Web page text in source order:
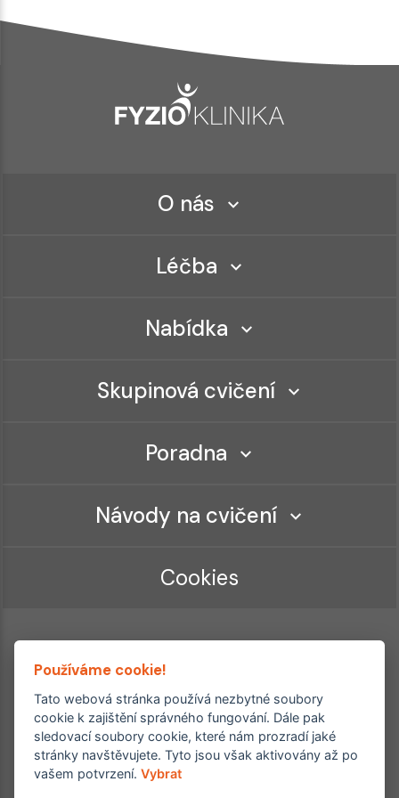
O nás
Léčba
Nabídka
Skupinová cvičení
Poradna
Návody na cvičení
Cookies
Ordinace roku
Rehabilitační ordinace
2. místo – 2017/2019
Používáme cookie!
Tato webová stránka používá nezbytné soubory
cookie k zajištění správného fungování. Dále pak
sledovací soubory cookie, které nám prozradí jaké
stránky navštěvujete. Tyto jsou však aktivovány až po
vašem potvrzení.Vybrat